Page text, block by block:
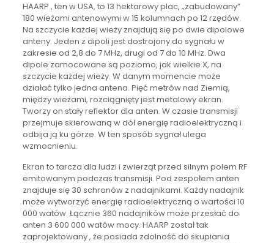
HAARP , ten w USA, to 13 hektarowy plac, „zabudowany”
180 wieżami antenowymi w 15 kolumnach po 12 rzędów.
Na szczycie każdej wieży znajdują się po dwie dipolowe
anteny. Jeden z dipoli jest dostrojony do sygnału w
zakresie od 2,8 do 7 MHz, drugi od 7 do 10 MHz. Dwa
dipole zamocowane są poziomo, jak wielkie X, na
szczycie każdej wieży. W danym momencie może
działać tylko jedna antena. Pięć metrów nad Ziemią,
między wieżami, rozciągnięty jest metalowy ekran.
Tworzy on stały reflektor dla anten. W czasie transmisji
przejmuje skierowaną w dół energię radioelektryczną i
odbija ją ku górze. W ten sposób sygnał ulega
wzmocnieniu.
Ekran to tarcza dla ludzi i zwierząt przed silnym polem RF
emitowanym podczas transmisji. Pod zespołem anten
znajduje się 30 schronów z nadajnikami. Każdy nadajnik
może wytworzyć energię radioelektryczną o wartości 10
000 watów. Łącznie 360 nadajników może przesłać do
anten 3 600 000 watów mocy. HAARP został tak
zaprojektowany , że posiada zdolność do skupiania